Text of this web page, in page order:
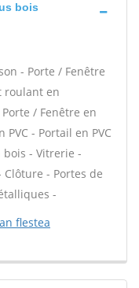
bois
- Porte / Fenêtre
roulant en
/ Fenêtre en
- Portail en PVC
bois - Vitrerie -
- Portes de
-
flestea